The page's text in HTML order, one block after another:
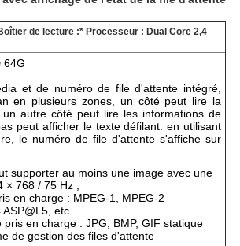
de lecture :* Processeur : Dual Core 2,4
64G
et de numéro de file d'attente intégré,
en plusieurs zones, un côté peut lire la
un autre côté peut lire les informations de
peut afficher le texte défilant. en utilisant
le numéro de file d'attente s'affiche sur
supporter au moins une image avec une
× 768 / 75 Hz ;
en charge : MPEG-1, MPEG-2
etc.
en charge : JPG, BMP, GIF statique
de gestion des files d'attente